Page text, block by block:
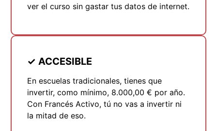
ver el curso sin gastar tus datos de internet.
✓ ACCESIBLE
En escuelas tradicionales, tienes que
invertir, como mínimo, 8.000,00 € por año.
Con Francés Activo, tú no vas a invertir ni
la mitad de eso.